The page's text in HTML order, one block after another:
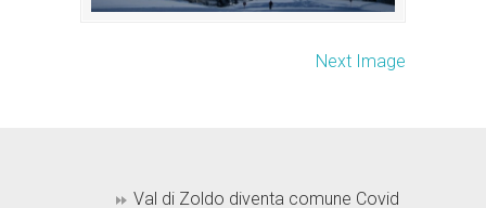
Next Image
Val di Zoldo diventa comune Covid